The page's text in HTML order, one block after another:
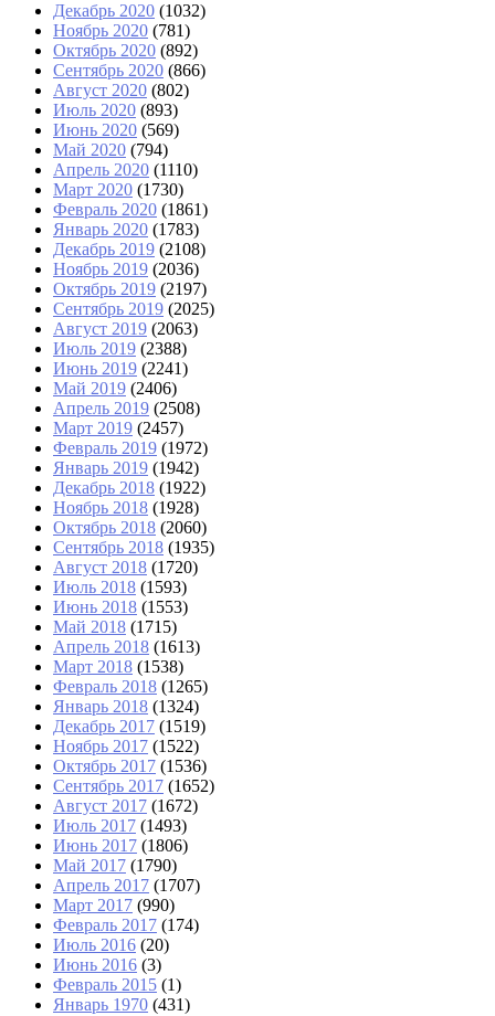
Декабрь 2020 (1032)
Ноябрь 2020 (781)
Октябрь 2020 (892)
Сентябрь 2020 (866)
Август 2020 (802)
Июль 2020 (893)
Июнь 2020 (569)
Май 2020 (794)
Апрель 2020 (1110)
Март 2020 (1730)
Февраль 2020 (1861)
Январь 2020 (1783)
Декабрь 2019 (2108)
Ноябрь 2019 (2036)
Октябрь 2019 (2197)
Сентябрь 2019 (2025)
Август 2019 (2063)
Июль 2019 (2388)
Июнь 2019 (2241)
Май 2019 (2406)
Апрель 2019 (2508)
Март 2019 (2457)
Февраль 2019 (1972)
Январь 2019 (1942)
Декабрь 2018 (1922)
Ноябрь 2018 (1928)
Октябрь 2018 (2060)
Сентябрь 2018 (1935)
Август 2018 (1720)
Июль 2018 (1593)
Июнь 2018 (1553)
Май 2018 (1715)
Апрель 2018 (1613)
Март 2018 (1538)
Февраль 2018 (1265)
Январь 2018 (1324)
Декабрь 2017 (1519)
Ноябрь 2017 (1522)
Октябрь 2017 (1536)
Сентябрь 2017 (1652)
Август 2017 (1672)
Июль 2017 (1493)
Июнь 2017 (1806)
Май 2017 (1790)
Апрель 2017 (1707)
Март 2017 (990)
Февраль 2017 (174)
Июль 2016 (20)
Июнь 2016 (3)
Февраль 2015 (1)
Январь 1970 (431)